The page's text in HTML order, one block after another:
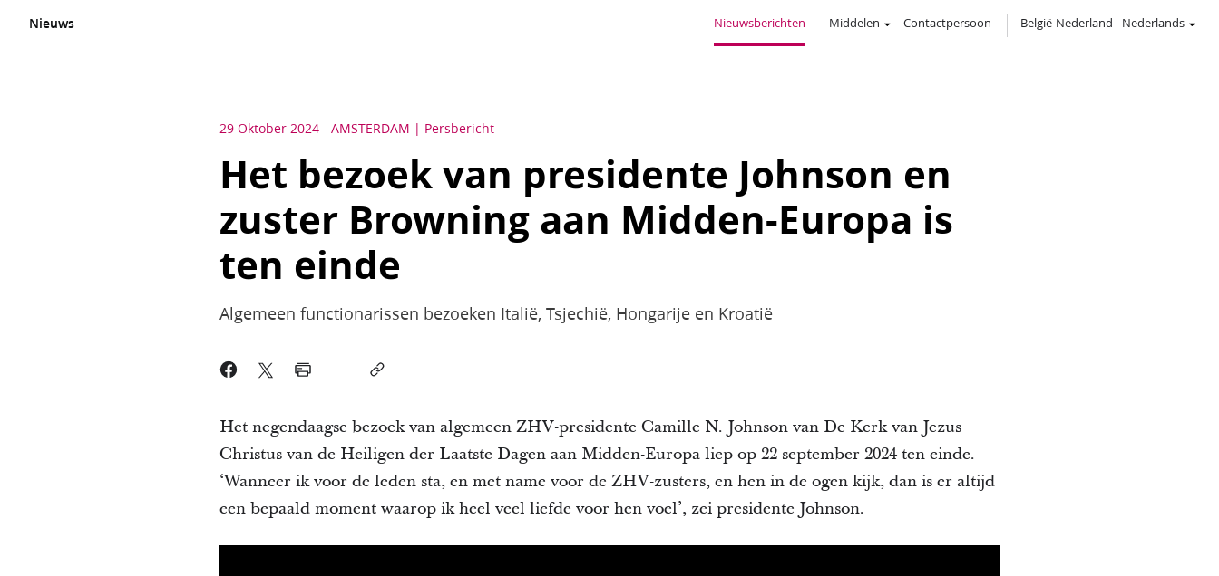
Nieuws Nieuwsberichten Middelen Contactpersoon België-Nederland - Nederlands
29 Oktober 2024 - AMSTERDAM Persbericht
Het bezoek van presidente Johnson en
zuster Browning aan Midden-Europa is
ten einde
Algemeen functionarissen bezoeken Italië, Tsjechië, Hongarije en Kroatië
Het negendaagse bezoek van algemeen ZHV-presidente Camille N. Johnson van De Kerk van Jezus
Christus van de Heiligen der Laatste Dagen aan Midden-Europa liep op 22 september 2024 ten einde.
‘Wanneer ik voor de leden sta, en met name voor de ZHV-zusters, en hen in de ogen kijk, dan is er altijd
een bepaald moment waarop ik heel veel liefde voor hen voel’, zei presidente Johnson.